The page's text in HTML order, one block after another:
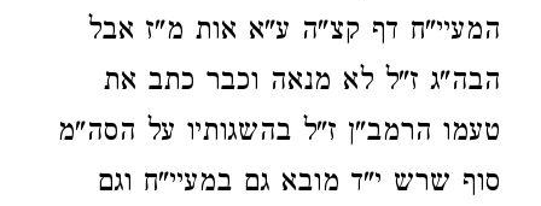
המעיי"ח דף קצ"ה ע"א אות מ"ז אבל
הבה"ג ז"ל לא מנאה וכבר כתב את
טעמו הרמב"ן ז"ל בהשגותיו על הסה"מ
סוף שרש י"ד מובא גם במעיי"ח וגם